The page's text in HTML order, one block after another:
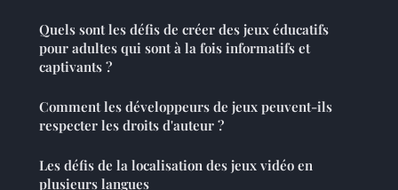
Quels sont les défis de créer des jeux éducatifs
pour adultes qui sont à la fois informatifs et
captivants ?
Comment les développeurs de jeux peuvent-ils
respecter les droits d'auteur ?
Les défis de la localisation des jeux vidéo en
plusieurs langues